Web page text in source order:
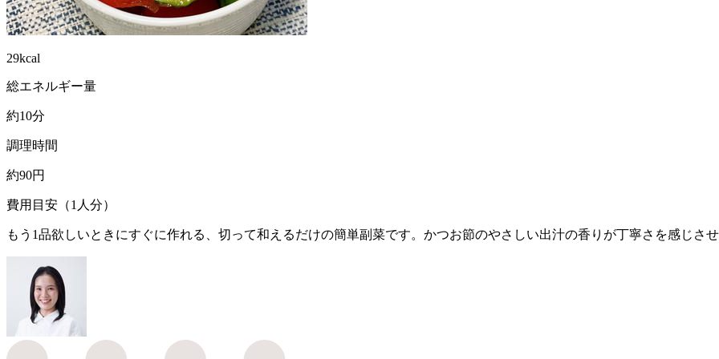
29kcal
総エネルギー量
約10分
調理時間
約90円
費用目安（1人分）
もう1品欲しいときにすぐに作れる、切って和えるだけの簡単副菜です。かつお節のやさしい出汁の香りが丁寧さを感じさせ